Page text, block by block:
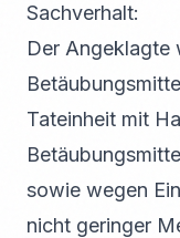
Sachverhalt:
Der Angeklagte
Tateinheit mit
sowie wegen
nicht geringer